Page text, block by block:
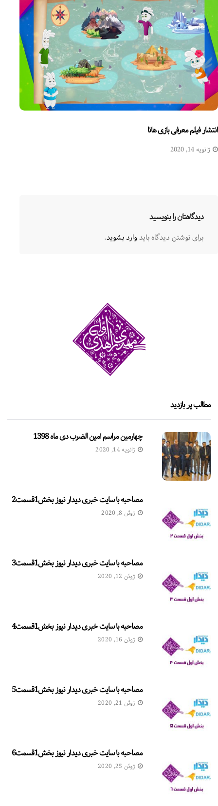
انتشار فیلم معرفی بازی هانا
ژانویه 14, 2020
دیدگاهتان را بنویسید
برای نوشتن دیدگاه بایدوارد بشوید.
مطالب پر بازدید
چهارمین مراسم امین الضرب دی ماه 1398
ژانویه 14, 2020
مصاحبه با سایت خبری دیدار نیوز بخش1قسمت2
ژوئن 8, 2020
مصاحبه با سایت خبری دیدار نیوز بخش1قسمت3
ژوئن 12, 2020
مصاحبه با سایت خبری دیدار نیوز بخش1قسمت4
ژوئن 16, 2020
مصاحبه با سایت خبری دیدار نیوز بخش1قسمت5
ژوئن 21, 2020
مصاحبه با سایت خبری دیدار نیوز بخش1قسمت6
ژوئن 25, 2020